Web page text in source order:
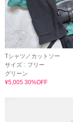
Tシャツ／カットソー
サイズ : フリー
グリーン
¥5,005 30%OFF